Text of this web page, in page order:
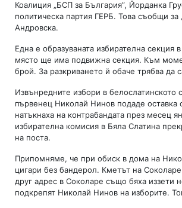
Коалиция „БСП за България”, Йорданка
политическа партия ГЕРБ. Това съобщи
Андровска.
Една е образуваната избирателна
място ще има подвижна секция. Към
брой. За разкриването й обаче трябва да
Извънредните избори в
първенец Николай Нинов подаде
натъкнаха на контрабандата през месец
избирателна комисия в Бяла Слатина
на поста.
Припомняме, че при обиск в дома на
цигари без бандерол. Кметът на
друг адрес в Соколаре също бяха иззети
подкрепят Николай Нинов на изборите.